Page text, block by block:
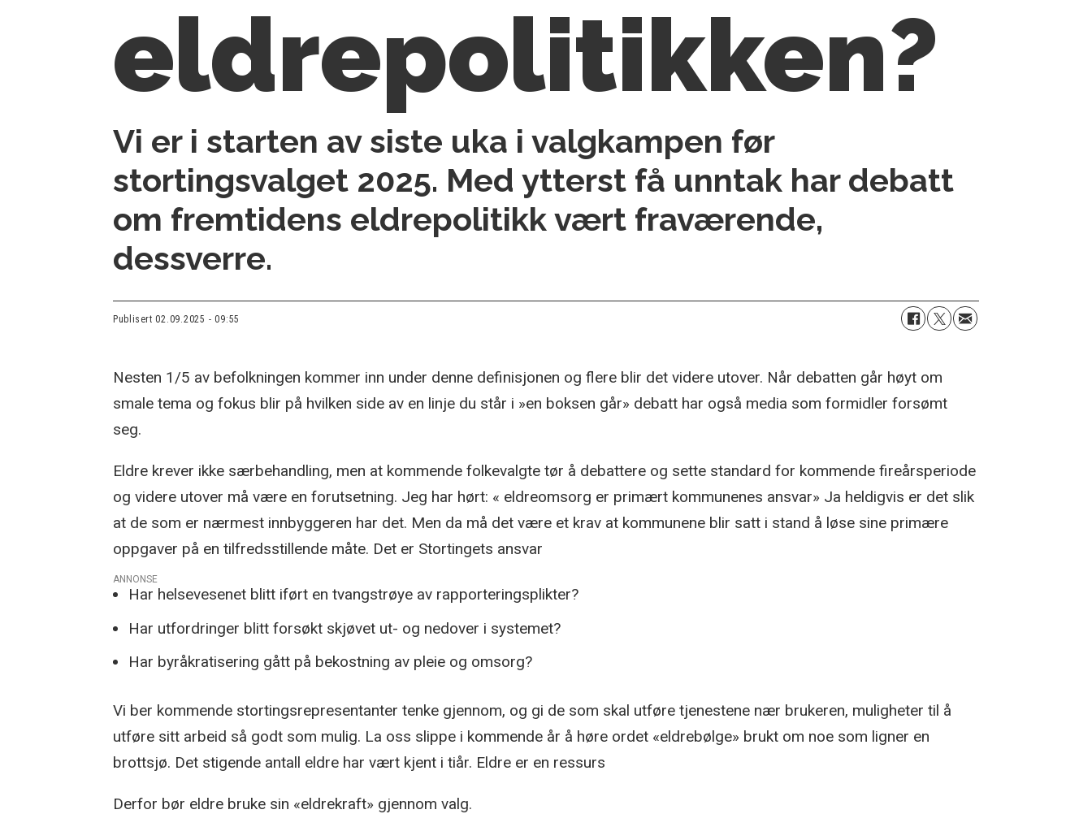
eldrepolitikken?
Vi er i starten av siste uka i valgkampen før
stortingsvalget 2025. Med ytterst få unntak har debatt
om fremtidens eldrepolitikk vært fraværende,
dessverre.
Publisert 02.09.2025 - 09:55
Nesten 1/5 av befolkningen kommer inn under denne definisjonen og flere blir det videre utover. Når debatten går høyt om
smale tema og fokus blir på hvilken side av en linje du står i »en boksen går» debatt har også media som formidler forsømt
seg.
Eldre krever ikke særbehandling, men at kommende folkevalgte tør å debattere og sette standard for kommende fireårsperiode
og videre utover må være en forutsetning. Jeg har hørt: « eldreomsorg er primært kommunenes ansvar» Ja heldigvis er det slik
at de som er nærmest innbyggeren har det. Men da må det være et krav at kommunene blir satt i stand å løse sine primære
oppgaver på en tilfredsstillende måte. Det er Stortingets ansvar
ANNONSE
Har helsevesenet blitt iført en tvangstrøye av rapporteringsplikter?
Har utfordringer blitt forsøkt skjøvet ut- og nedover i systemet?
Har byråkratisering gått på bekostning av pleie og omsorg?
Vi ber kommende stortingsrepresentanter tenke gjennom, og gi de som skal utføre tjenestene nær brukeren, muligheter til å
utføre sitt arbeid så godt som mulig. La oss slippe i kommende år å høre ordet «eldrebølge» brukt om noe som ligner en
brottsjø. Det stigende antall eldre har vært kjent i tiår. Eldre er en ressurs
Derfor bør eldre bruke sin «eldrekraft» gjennom valg.